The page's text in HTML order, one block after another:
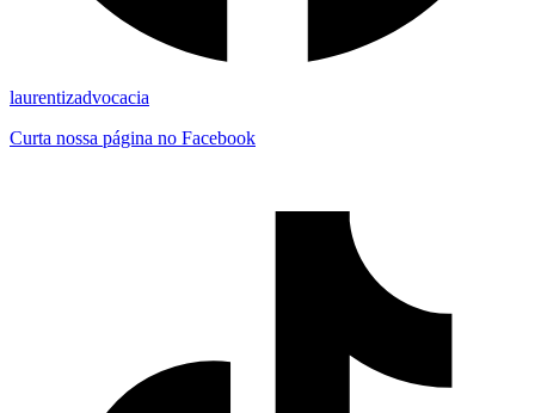
laurentizadvocacia
Curta nossa página no Facebook